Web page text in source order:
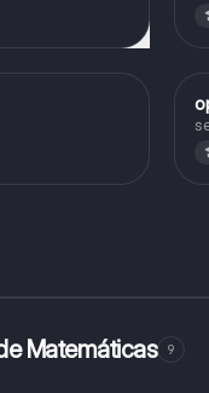
Matemáticas 9